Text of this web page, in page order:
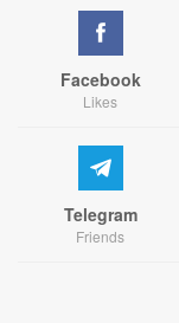
Facebook
Likes
Telegram
Friends